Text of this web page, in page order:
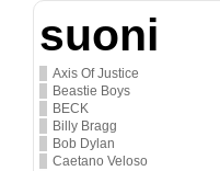
suoni
Axis Of Justice
Beastie Boys
BECK
Billy Bragg
Bob Dylan
Caetano Veloso